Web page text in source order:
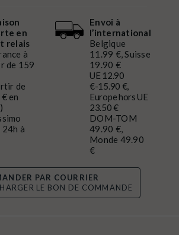
en
relais
à
de 159
de
en
à
Envoi à
l’international
Belgique
11.99 €, Suisse
19.90 €
UE 12.90
€-15.90 €,
Europe hors UE
23.50 €
DOM-TOM
49.90 €,
Monde 49.90
€
PAR COURRIER
LE BON DE COMMANDE